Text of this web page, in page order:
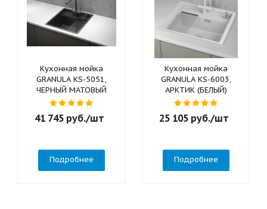
Кухонная мойка
GRANULA KS-5051,
ЧЕРНЫЙ МАТОВЫЙ
41 745 руб./шт
Подробнее
Кухонная мойка
GRANULA KS-6003,
АРКТИК (БЕЛЫЙ)
25 105 руб./шт
Подробнее